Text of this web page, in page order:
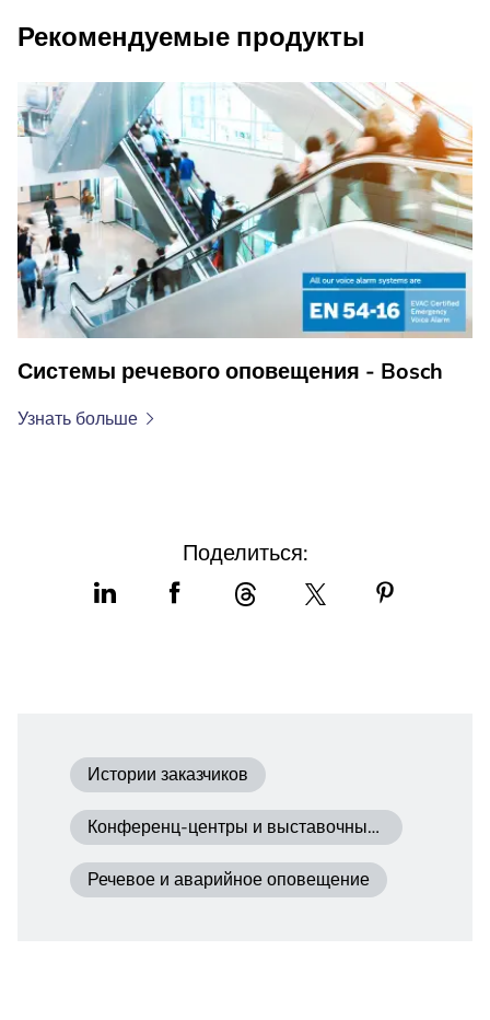
Рекомендуемые продукты
Системы речевого оповещения - Bosch
Узнать больше
Поделиться:
Истории заказчиков
Конференц-центры и выставочные комплексы
Речевое и аварийное оповещение